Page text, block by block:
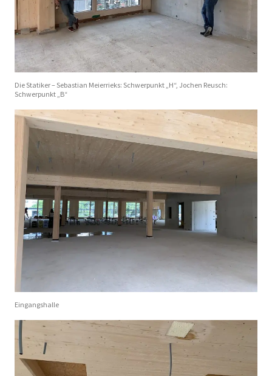
Die Statiker – Sebastian Meierrieks: Schwerpunkt „H“, Jochen Reusch:
Schwerpunkt „B“
Eingangshalle